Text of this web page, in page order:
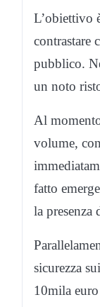
L’obiettivo
contrastare
pubblico.
un noto
Al
volume,
fatto
la presenza
sicurezza
10mila